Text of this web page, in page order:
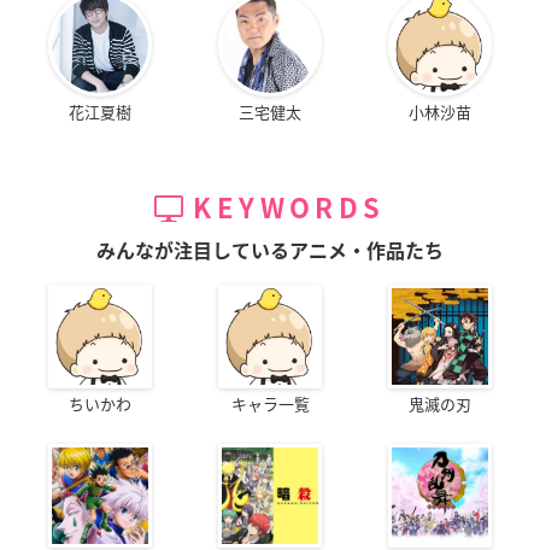
花江夏樹 三宅健太 小林沙苗
KEYWORDS
みんなが注目しているアニメ・作品たち
ちいかわ キャラ一覧 鬼滅の刃